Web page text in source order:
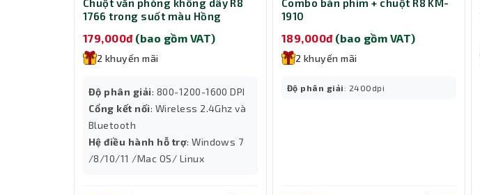
Chuột văn phòng không dây R8
1766 trong suốt màu Hồng
179,000đ (bao gồm VAT)
2 khuyến mãi
Độ phân giải: 800-1200-1600 DPI
Cổng kết nối: Wireless 2.4Ghz và
Bluetooth
Hệ điều hành hỗ trợ: Windows 7
/8/10/11 /Mac OS/ Linux
Combo bàn phím + chuột R8 KM-
1910
189,000đ (bao gồm VAT)
2 khuyến mãi
Độ phân giải : 2400dpi